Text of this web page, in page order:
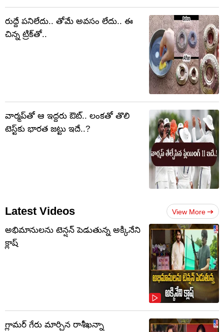
రుద్దే పనిలేదు.. తోమే అవసం లేదు.. ఈ
చిన్న ట్రిక్‌తో..
వార్మప్‌తో ఆ ఇద్దరు ఔట్.. లంకతో తొలి
టెస్ట్‌కు భారత జట్టు ఇదే..?
Latest Videos View More
అభిమానులను టెన్షన్‌ పెడుతున్న అక్కినేని
క్లాష్‌
గ్లామర్ గేరు మార్చిన రాశీఖన్నా